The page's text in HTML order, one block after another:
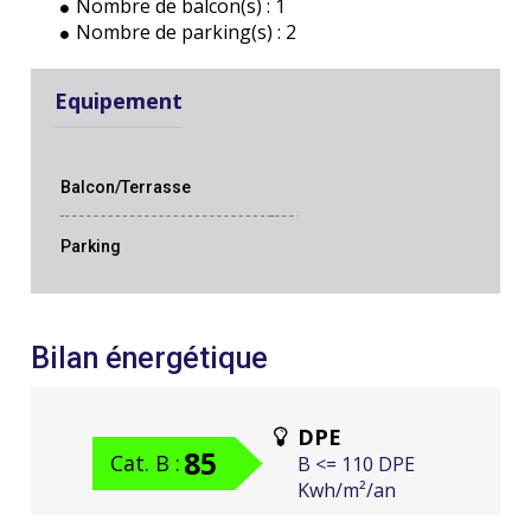
Nombre de balcon(s) : 1
Nombre de parking(s) : 2
Equipement
Balcon/Terrasse
Parking
Bilan énergétique
Cat. B : 85
DPE
B <= 110 DPE
Kwh/m²/an